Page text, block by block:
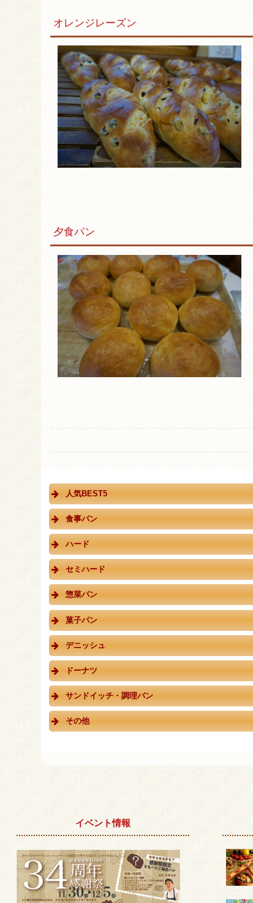
オレンジレーズン
夕食パン
人気BEST5
食事パン
ハード
セミハード
惣菜パン
菓子パン
デニッシュ
ドーナツ
サンドイッチ・調理パン
その他
イベント情報